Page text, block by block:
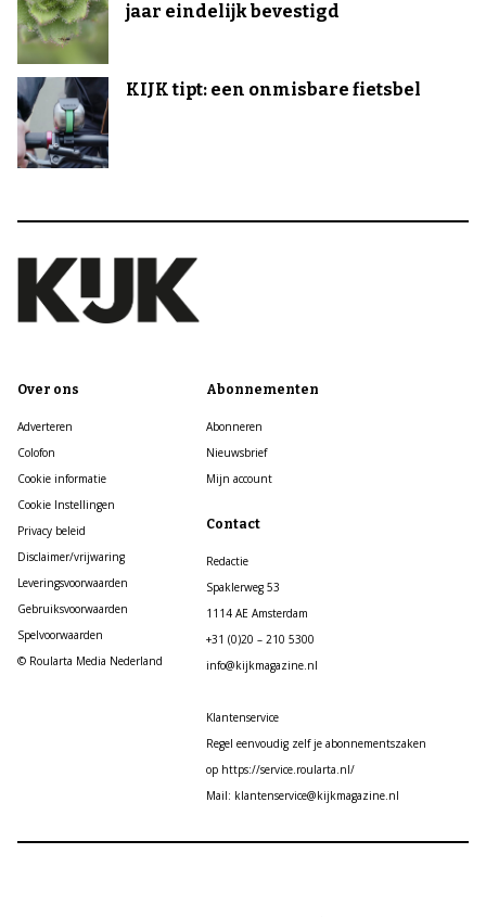
jaar eindelijk bevestigd
KIJK tipt: een onmisbare fietsbel
Over ons
Adverteren
Colofon
Cookie informatie
Cookie Instellingen
Privacy beleid
Disclaimer/vrijwaring
Leveringsvoorwaarden
Gebruiksvoorwaarden
Spelvoorwaarden
© Roularta Media Nederland
Abonnementen
Abonneren
Nieuwsbrief
Mijn account
Contact
Redactie
Spaklerweg 53
1114 AE Amsterdam
+31 (0)20 – 210 5300
info@kijkmagazine.nl
Klantenservice
Regel eenvoudig zelf je abonnementszaken
op https://service.roularta.nl/
Mail: klantenservice@kijkmagazine.nl